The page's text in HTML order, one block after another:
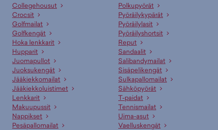
Collegehousut
Crocsit
Golfmailat
Golfkengät
Hoka lenkkarit
Hupparit
Juomapullot
Juoksukengät
Jääkiekkomailat
Jääkiekkoluistimet
Lenkkarit
Makuupussit
Nappikset
Pesäpallomailat
Polkupyörät
Pyöräilykypärät
Pyöräilylasit
Pyöräilyshortsit
Reput
Sandaalit
Salibandymailat
Sisäpelikengät
Sulkapallomailat
Sähköpyörät
T-paidat
Tennismailat
Uima-asut
Vaelluskengät